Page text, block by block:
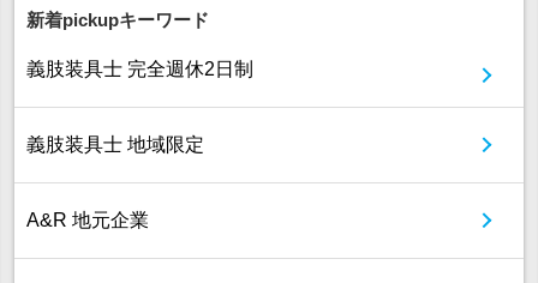
新着pickupキーワード
義肢装具士 完全週休2日制
義肢装具士 地域限定
A&R 地元企業